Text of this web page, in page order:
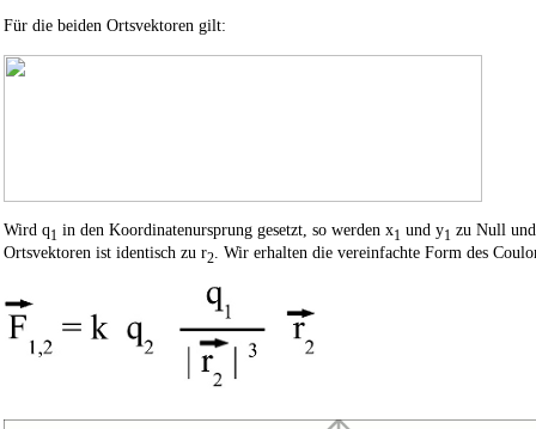
Für die beiden Ortsvektoren gilt:
Wird q1 in den Koordinatenursprung gesetzt, so werden x1 und y1 zu Null
Ortsvektoren ist identisch zu r2 . Wir erhalten die vereinfachte Form des